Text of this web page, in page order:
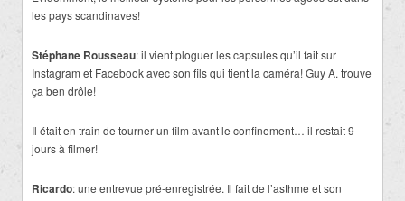
les pays scandinaves!
Stéphane Rousseau: il vient ploguer les capsules qu’il fait sur
Instagram et Facebook avec son fils qui tient la caméra! Guy A. trouve
ça ben drôle!
Il était en train de tourner un film avant le confinement… il restait 9
jours à filmer!
Ricardo: une entrevue pré-enregistrée. Il fait de l’asthme et son